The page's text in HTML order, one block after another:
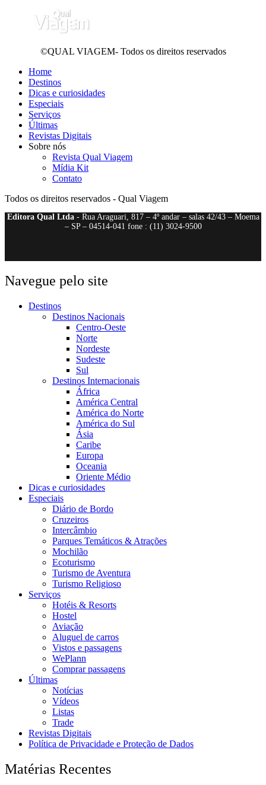
©QUAL VIAGEM- Todos os direitos reservados
Home
Destinos
Dicas e curiosidades
Especiais
Serviços
Últimas
Revistas Digitais
Sobre nós
Revista Qual Viagem
Mídia Kit
Contato
Todos os direitos reservados - Qual Viagem
Editora Qual Ltda- Rua Araguari, 817 – 4º andar – salas 42/43 – Moema
– SP – 04514-041 fone : (11) 3024-9500
Navegue pelo site
Destinos
Destinos Nacionais
Centro-Oeste
Norte
Nordeste
Sudeste
Sul
Destinos Internacionais
África
América Central
América do Norte
América do Sul
Ásia
Caribe
Europa
Oceania
Oriente Médio
Dicas e curiosidades
Especiais
Diário de Bordo
Cruzeiros
Intercâmbio
Parques Temáticos & Atrações
Mochilão
Ecoturismo
Turismo de Aventura
Turismo Religioso
Serviços
Hotéis & Resorts
Hostel
Aviação
Aluguel de carros
Vistos e passagens
WePlann
Comprar passagens
Últimas
Notícias
Vídeos
Listas
Trade
Revistas Digitais
Política de Privacidade e Proteção de Dados
Matérias Recentes